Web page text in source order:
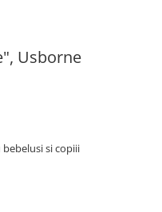
Usborne
si copiii